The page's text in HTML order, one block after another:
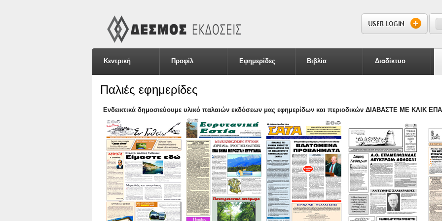
Κεντρική Προφίλ Εφημερίδες Βιβλία Διαδίκτυο
Παλιές εφημερίδες
Ενδεικτικά δημοσιεύουμε υλικό παλαιών εκδόσεων μας εφημερίδων και περιοδικών ΔΙΑΒΑΣΤΕ ΜΕ ΚΛΙΚ